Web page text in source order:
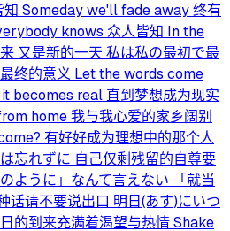
Someday we'll fade away 终有
knows 众人皆知 In the
又是新的一天 私は私の最初で最
终的意义 Let the words come
becomes real 直到梦想成为现实
home 我与我心爱的家乡阔别
有好好成为理想中的那个人
忘れずに 自己仅剩残留的自尊要
ように」なんて言えない 「就当
话请不要说出口 明日(あす)にいつ
的到来充满着渴望与热情 Shake